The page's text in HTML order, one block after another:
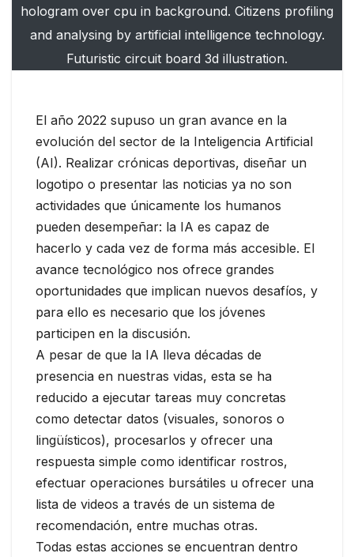
hologram over cpu in background. Citizens profiling
and analysing by artificial intelligence technology.
Futuristic circuit board 3d illustration.
El año 2022 supuso un gran avance en la
evolución del sector de la Inteligencia Artificial
(AI). Realizar crónicas deportivas, diseñar un
logotipo o presentar las noticias ya no son
actividades que únicamente los humanos
pueden desempeñar: la IA es capaz de
hacerlo y cada vez de forma más accesible. El
avance tecnológico nos ofrece grandes
oportunidades que implican nuevos desafíos, y
para ello es necesario que los jóvenes
participen en la discusión.
A pesar de que la IA lleva décadas de
presencia en nuestras vidas, esta se ha
reducido a ejecutar tareas muy concretas
como detectar datos (visuales, sonoros o
lingüísticos), procesarlos y ofrecer una
respuesta simple como identificar rostros,
efectuar operaciones bursátiles u ofrecer una
lista de videos a través de un sistema de
recomendación, entre muchas otras.
Todas estas acciones se encuentran dentro